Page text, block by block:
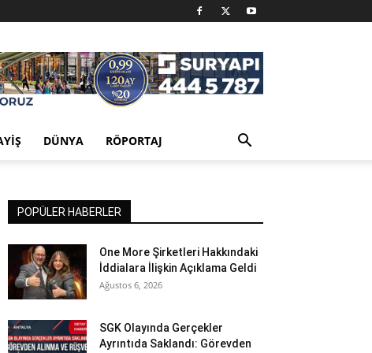
DÜNYA RÖPORTAJ
POPÜLER HABERLER
One More Şirketleri Hakkındaki
İddialara İlişkin Açıklama Geldi
Ağustos 6, 2026
SGK Olayında Gerçekler
Ayrıntıda Saklandı: Görevden